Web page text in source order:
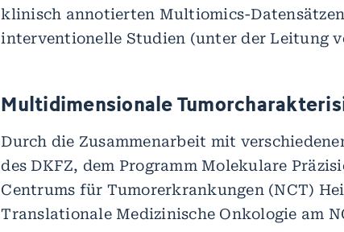
klinisch annotierten Multiomics-
interventionelle Studien (unter der Leitung
Multidimensionale
Durch die Zusammenarbeit mit
des DKFZ, dem Programm Molekulare
Centrums für Tumorerkrankungen (NCT)
Translationale Medizinische Onkologie am